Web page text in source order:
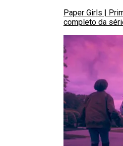
Paper Girls |
completo da